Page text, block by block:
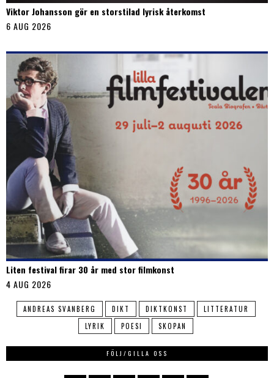
Viktor Johansson gör en storstilad lyrisk återkomst
6 AUG 2026
Liten festival firar 30 år med stor filmkonst
4 AUG 2026
ANDREAS SVANBERG DIKT DIKTKONST
LITTERATUR
LYRIK
POESI SKOPAN
FÖLJ/GILLA OSS